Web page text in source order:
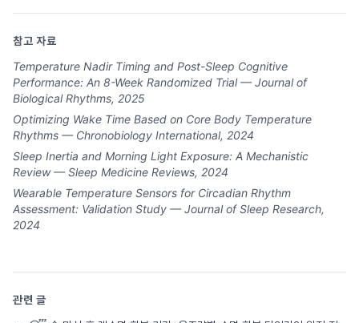
참고 자료
Temperature Nadir Timing and Post-Sleep Cognitive
Performance: An 8-Week Randomized Trial — Journal of
Biological Rhythms, 2025
Optimizing Wake Time Based on Core Body Temperature
Rhythms — Chronobiology International, 2024
Sleep Inertia and Morning Light Exposure: A Mechanistic
Review — Sleep Medicine Reviews, 2024
Wearable Temperature Sensors for Circadian Rhythm
Assessment: Validation Study — Journal of Sleep Research,
2024
관련 글